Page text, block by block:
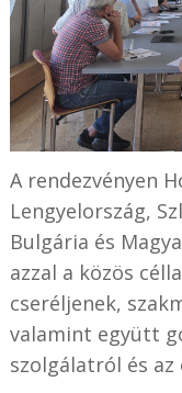
A rendezvényen
Lengyelország,
Bulgária és
azzal a közös
cseréljenek,
valamint együtt
szolgálatról és